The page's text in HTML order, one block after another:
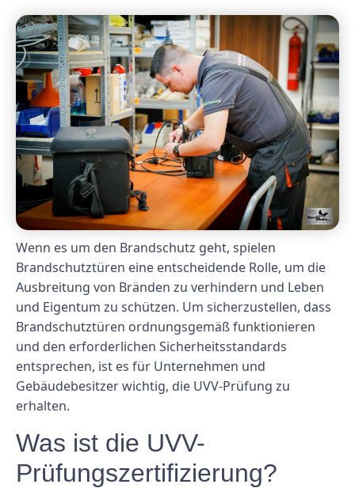
Wenn es um den Brandschutz geht, spielen
Brandschutztüren eine entscheidende Rolle, um die
Ausbreitung von Bränden zu verhindern und Leben
und Eigentum zu schützen. Um sicherzustellen, dass
Brandschutztüren ordnungsgemäß funktionieren
und den erforderlichen Sicherheitsstandards
entsprechen, ist es für Unternehmen und
Gebäudebesitzer wichtig, die UVV-Prüfung zu
erhalten.
Was ist die UVV-
Prüfungszertifizierung?